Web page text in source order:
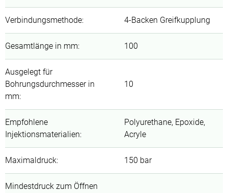
Verbindungsmethode: 4-Backen Greifkupplung
Gesamtlänge in mm: 100
Ausgelegt für
Bohrungsdurchmesser in
mm:
10
Empfohlene
Injektionsmaterialien:
Polyurethane, Epoxide,
Acryle
Maximaldruck: 150 bar
Mindestdruck zum Öffnen